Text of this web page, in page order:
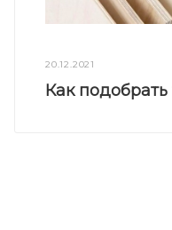
20.12.2021
Как